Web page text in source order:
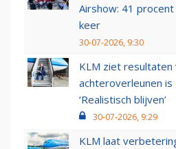
Airshow: 41
keer
30-07-2026, 9:30
KLM ziet
achteroverleunen is
‘Realistisch blijven’
30-07-2026, 9:29
KLM laat